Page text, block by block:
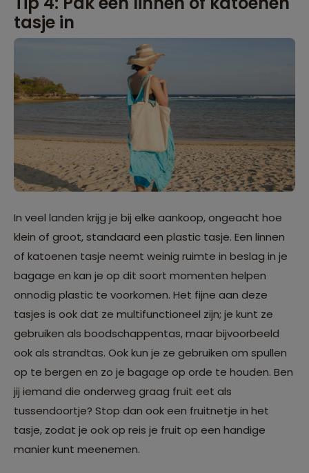
tasje in
In veel landen krijg je bij elke aankoop, ongeacht hoe
klein of groot, standaard een plastic tasje. Een linnen
of katoenen tasje neemt weinig ruimte in beslag in je
bagage en kan je op dit soort momenten helpen
onnodig plastic te voorkomen. Het fijne aan deze
tasjes is ook dat ze multifunctioneel zijn; je kunt ze
gebruiken als boodschappentas, maar bijvoorbeeld
ook als strandtas. Ook kun je ze gebruiken om spullen
op te bergen en zo je bagage op orde te houden. Ben
jij iemand die onderweg graag fruit eet als
tussendoortje? Stop dan ook een fruitnetje in het
tasje, zodat je ook op reis je fruit op een handige
manier kunt meenemen.